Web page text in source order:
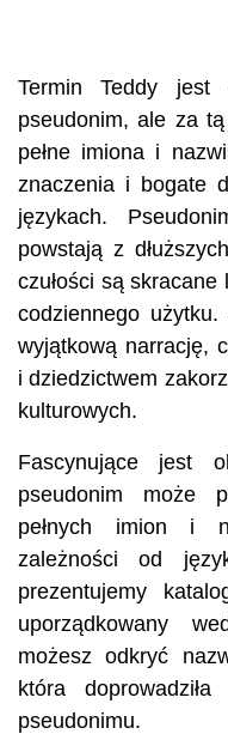
Termin Teddy jest
pseudonim, ale za
pełne imiona i
znaczenia i bogate
językach.
powstają z
czułości są
codziennego
wyjątkową narrację,
i dziedzictwem
kulturowych.
Fascynujące jest
pseudonim może
pełnych imion i
zależności od
prezentujemy
uporządkowany
możesz odkryć
która
pseudonimu.